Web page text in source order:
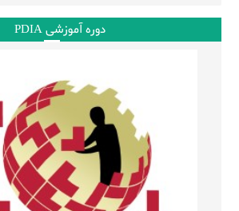
دوره آموزشی PDIA